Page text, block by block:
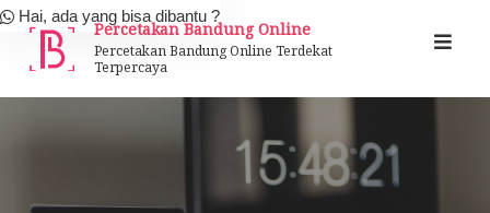
Skip
content
Percetakan Bandung Online
Percetakan Bandung Online Terdekat
Terpercaya
Hai, ada yang bisa dibantu ?